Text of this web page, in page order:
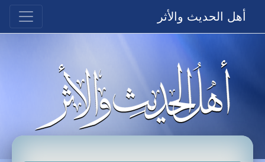
أهل الحديث والأثر